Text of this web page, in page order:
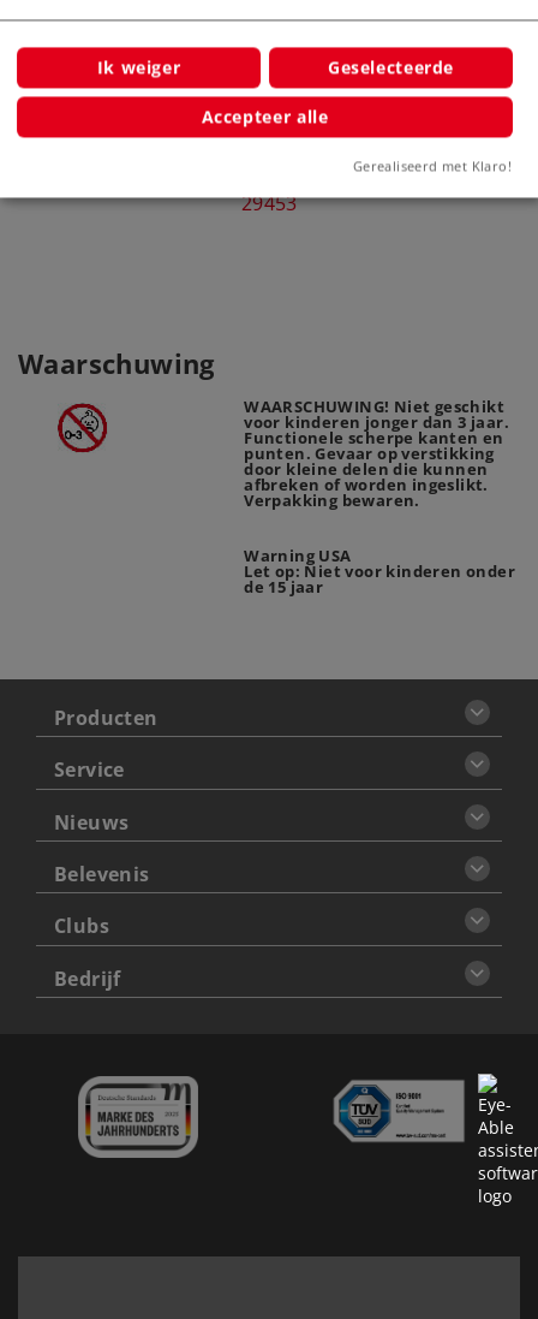
Märklin Start up - Startset
"Containertrein"
29453
Waarschuwing
WAARSCHUWING! Niet geschikt
voor kinderen jonger dan 3 jaar.
Functionele scherpe kanten en
punten. Gevaar op verstikking
door kleine delen die kunnen
afbreken of worden ingeslikt.
Verpakking bewaren.
Warning USA
Let op: Niet voor kinderen onder
de 15 jaar
Producten
Service
Nieuws
Belevenis
Clubs
Bedrijf
Ik weiger Geselecteerde
Accepteer alle
Gerealiseerd met Klaro!